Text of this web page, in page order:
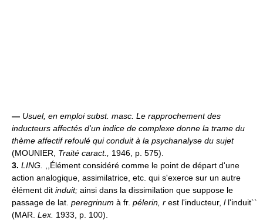
— Usuel, en emploi subst. masc. Le rapprochement des
inducteurs affectés d'un indice de complexe donne la trame du
thème affectif refoulé qui conduit à la psychanalyse du sujet
(MOUNIER, Traité caract., 1946, p. 575).
3. LING.
,,Élément considéré comme le point de départ d'une
action analogique, assimilatrice, etc. qui s'exerce sur un autre
élément dit induit; ainsi dans la dissimilation que suppose le
passage de lat. peregrinum à fr. pélerin, r est l'inducteur, l l'induit``
(MAR. Lex. 1933, p. 100).